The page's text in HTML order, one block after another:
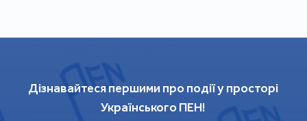
Дізнавайтеся першими про події у просторі
Українського ПЕН!